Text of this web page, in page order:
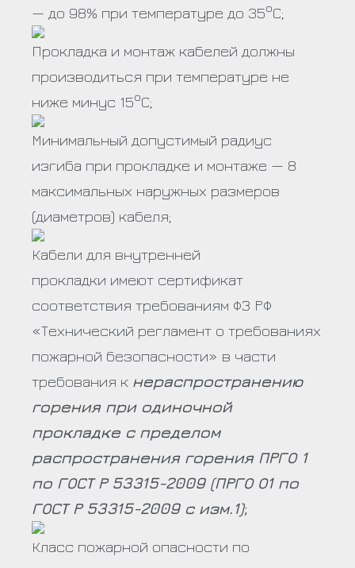
— до 98% при температуре до 35оС;
Прокладка и монтаж кабелей должны
производиться при температуре не
ниже минус 15оС;
Минимальный допустимый радиус
изгиба при прокладке и монтаже — 8
максимальных наружных размеров
(диаметров) кабеля;
Кабели для внутренней
прокладки имеют сертификат
соответствия требованиям ФЗ РФ
«Технический регламент о требованиях
пожарной безопасности» в части
требования к нераспространению
горения при одиночной
прокладке с пределом
распространения горения ПРГО 1
по ГОСТ Р 53315-2009 (ПРГО О1 по
ГОСТ Р 53315-2009 с изм.1);
Класс пожарной опасности по